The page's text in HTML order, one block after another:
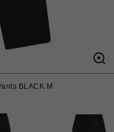
BLACK M